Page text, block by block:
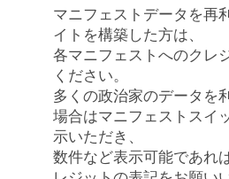
マニフェストデータを再
イトを構築した方は、
各マニフェストへのクレ
ください。
多くの政治家のデータを
場合はマニフェストスイ
示いただき、
数件など表示可能であれ